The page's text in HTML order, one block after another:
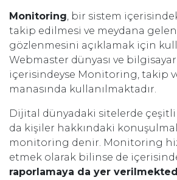
Monitoring, bir sistem
takip edilmesi ve meydana
gözlenmesini açıklamak için
Webmaster dünyası ve bilgisayar
içerisindeyse Monitoring, takip
manasında kullanılmaktadır.
Dijital dünyadaki sitelerde çeşitli
da kişiler hakkındaki
monitoring denir. Monitoring
etmek olarak bilinse de
raporlamaya da yer